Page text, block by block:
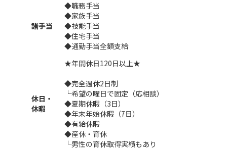
諸手当
◆職務手当
◆家族手当
◆技能手当
◆住宅手当
◆通勤手当全額支給
休日・
休暇
★年間休日120日以上★
◆完全週休2日制
└希望の曜日で固定（応相談）
◆夏期休暇（3日）
◆年末年始休暇（7日）
◆有給休暇
◆産休・育休
└男性の育休取得実績もあり